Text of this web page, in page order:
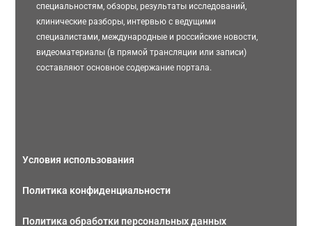
специальностям, обзоры, результаты исследований,
клинические разборы, интервью с ведущими
специалистами, международные и российские новости,
видеоматериалы (в прямой трансляции или записи)
составляют основное содержание портала.
Условия использования
Политика конфиденциальности
Политика обработки персональных данных